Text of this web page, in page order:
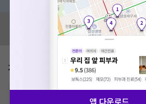
혹시 잘못된 병원정보가 있나요?
모두닥 팀에 알려주세요!
가격표
※비급여 항목의 경우,추가비용 등으로 실제 가격
한 가격은 해당 의료기관에 직접 문의해주세요.
앱 다운로드